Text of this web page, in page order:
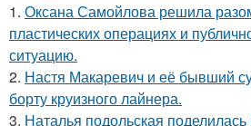
1. Оксана Самойлова решила
пластических операциях и
ситуацию.
2. Настя Макаревич и её бывший
борту круизного лайнера.
3. Наталья подольская